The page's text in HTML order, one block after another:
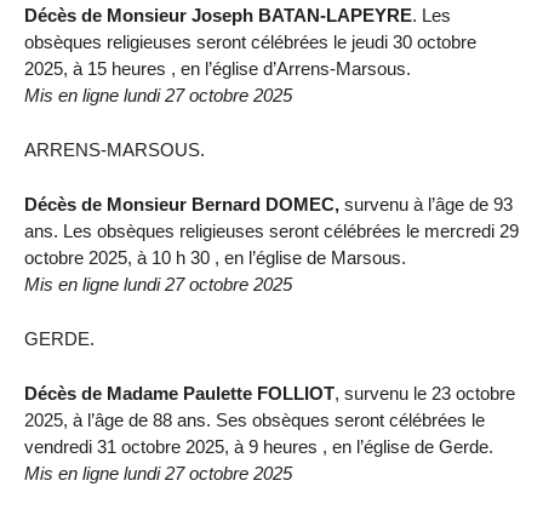
Décès de Monsieur Joseph BATAN-LAPEYRE. Les
obsèques religieuses seront célébrées le jeudi 30 octobre
2025, à 15 heures , en l’église d’Arrens-Marsous.
Mis en ligne lundi 27 octobre 2025
ARRENS-MARSOUS.
Décès de Monsieur Bernard DOMEC, survenu à l’âge de 93
ans. Les obsèques religieuses seront célébrées le mercredi 29
octobre 2025, à 10 h 30 , en l’église de Marsous.
Mis en ligne lundi 27 octobre 2025
GERDE.
Décès de Madame Paulette FOLLIOT, survenu le 23 octobre
2025, à l’âge de 88 ans. Ses obsèques seront célébrées le
vendredi 31 octobre 2025, à 9 heures , en l’église de Gerde.
Mis en ligne lundi 27 octobre 2025